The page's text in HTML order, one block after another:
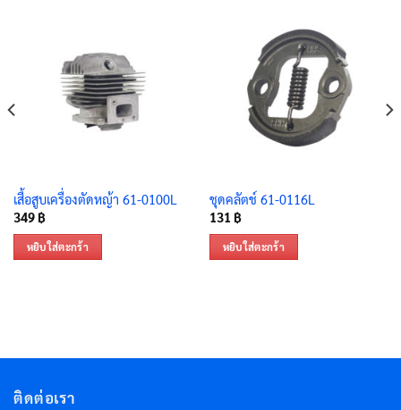
เสื้อสูบเครื่องตัดหญ้า 61-0100L
349 ฿
หยิบใส่ตะกร้า
ชุดคลัตช์ 61-0116L
131 ฿
หยิบใส่ตะกร้า
ติดต่อเรา